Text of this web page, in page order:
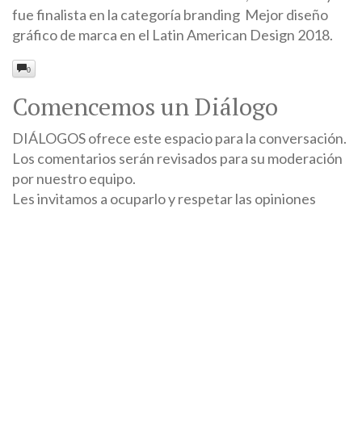
fue finalista en la categoría branding Mejor diseño
gráfico de marca en el Latin American Design 2018.
0
Comencemos un Diálogo
DIÁLOGOS ofrece este espacio para la conversación.
Los comentarios serán revisados para su moderación
por nuestro equipo.
Les invitamos a ocuparlo y respetar las opiniones